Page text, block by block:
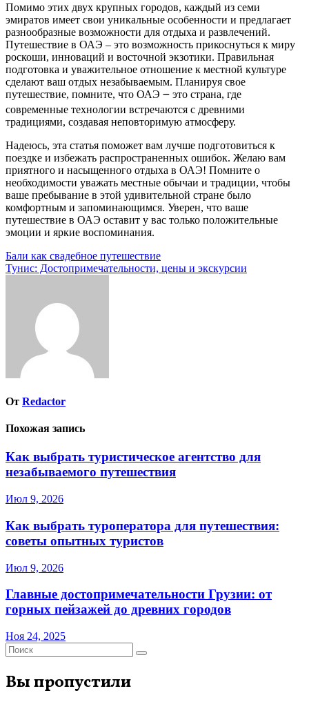
Помимо этих двух крупных городов, каждый из семи
эмиратов имеет свои уникальные особенности и предлагает
разнообразные возможности для отдыха и развлечений.
Путешествие в ОАЭ – это возможность прикоснуться к миру
роскоши, инноваций и восточной экзотики. Правильная
подготовка и уважительное отношение к местной культуре
сделают ваш отдых незабываемым. Планируя свое
путешествие, помните, что ОАЭ ౼ это страна, где
современные технологии встречаются с древними
традициями, создавая неповторимую атмосферу.
Надеюсь, эта статья поможет вам лучше подготовиться к
поездке и избежать распространенных ошибок. Желаю вам
приятного и насыщенного отдыха в ОАЭ! Помните о
необходимости уважать местные обычаи и традиции, чтобы
ваше пребывание в этой удивительной стране было
комфортным и запоминающимся. Уверен, что ваше
путешествие в ОАЭ оставит у вас только положительные
эмоции и яркие воспоминания.
Навигация
по
Бали как свадебное путешествие
Тунис: Достопримечательности, цены и экскурсии
От Redactor
Похожая запись
Как выбрать туристическое агентство для
незабываемого путешествия
Июл 9, 2026
Как выбрать туроператора для путешествия:
советы опытных туристов
Июл 9, 2026
Главные достопримечательности Грузии: от
горных пейзажей до древних городов
Ноя 24, 2025
Вы пропустили